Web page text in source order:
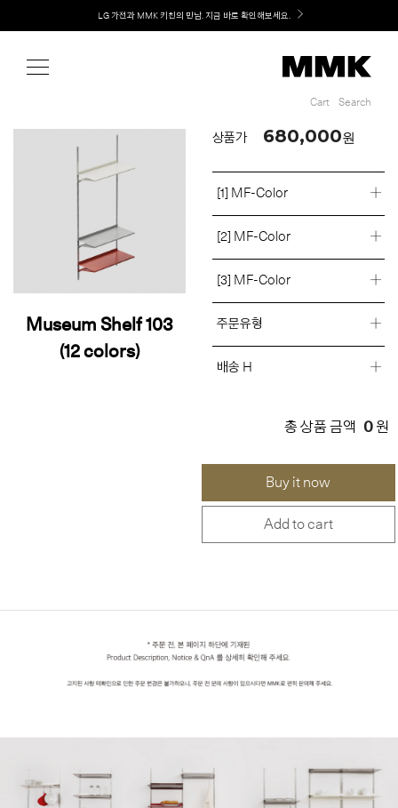
Welcome! 신규 회원가입 시 MMK Shop Coupon (총 60만원) 지급
Cart Search
Museum Shelf 103
(12 colors)
상품가 680,000원
[1] MF-Color
[2] MF-Color
[3] MF-Color
주문유형
배송 H
총 상품 금액 0 원
Buy it now
Add to cart